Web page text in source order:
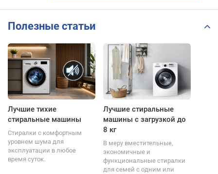
Полезные статьи
Лучшие тихие
стиральные машины
Стиралки с комфортным
уровнем шума для
эксплуатации в любое
время суток.
Лучшие стиральные
машины с загрузкой до
8 кг
В меру вместительные,
экономичные и
функциональные стиралки
для семей с одним или